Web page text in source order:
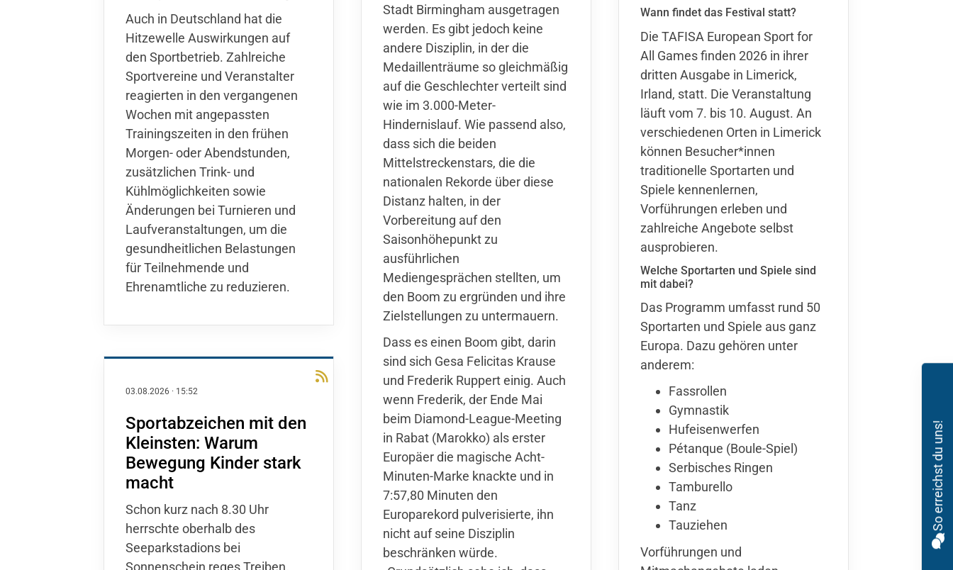
Auch in Deutschland hat die
Hitzewelle Auswirkungen auf
den Sportbetrieb. Zahlreiche
Sportvereine und Veranstalter
reagierten in den vergangenen
Wochen mit angepassten
Trainingszeiten in den frühen
Morgen- oder Abendstunden,
zusätzlichen Trink- und
Kühlmöglichkeiten sowie
Änderungen bei Turnieren und
Laufveranstaltungen, um die
gesundheitlichen Belastungen
für Teilnehmende und
Ehrenamtliche zu reduzieren.
Stadt Birmingham ausgetragen
werden. Es gibt jedoch keine
andere Disziplin, in der die
Medaillenträume so gleichmäßig
auf die Geschlechter verteilt sind
wie im 3.000-Meter-
Hindernislauf. Wie passend also,
dass sich die beiden
Mittelstreckenstars, die die
nationalen Rekorde über diese
Distanz halten, in der
Vorbereitung auf den
Saisonhöhepunkt zu
ausführlichen
Mediengesprächen stellten, um
den Boom zu ergründen und ihre
Zielstellungen zu untermauern.
Dass es einen Boom gibt, darin
sind sich Gesa Felicitas Krause
und Frederik Ruppert einig. Auch
wenn Frederik, der Ende Mai
beim Diamond-League-Meeting
in Rabat (Marokko) als erster
Europäer die magische Acht-
Minuten-Marke knackte und in
7:57,80 Minuten den
Europarekord pulverisierte, ihn
nicht auf seine Disziplin
beschränken würde.
Wann findet das Festival statt?
Die TAFISA European Sport for
All Games finden 2026 in ihrer
dritten Ausgabe in Limerick,
Irland, statt. Die Veranstaltung
läuft vom 7. bis 10. August. An
verschiedenen Orten in Limerick
können Besucher*innen
traditionelle Sportarten und
Spiele kennenlernen,
Vorführungen erleben und
zahlreiche Angebote selbst
ausprobieren.
Welche Sportarten und Spiele sind
mit dabei?
Das Programm umfasst rund 50
Sportarten und Spiele aus ganz
Europa. Dazu gehören unter
anderem:
Fassrollen
Gymnastik
Hufeisenwerfen
Pétanque (Boule-Spiel)
Serbisches Ringen
Tamburello
Tanz
Tauziehen
Vorführungen und
03.08.2026 · 15:52
Sportabzeichen mit den
Kleinsten: Warum
Bewegung Kinder stark
macht
Schon kurz nach 8.30 Uhr
herrschte oberhalb des
Seeparkstadions bei
Sonnenschein reges Treiben.
So erreichst du uns!